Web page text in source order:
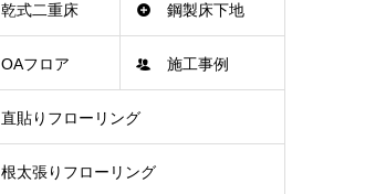
乾式二重床 鋼製床下地
OAフロア 施工事例
直貼りフローリング
根太張りフローリング